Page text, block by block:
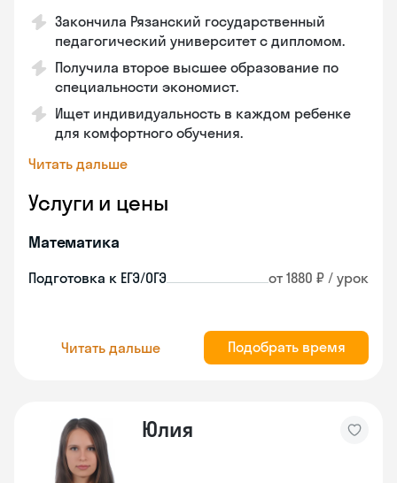
Закончилa Рязанский государственный
педагогический университет с дипломом.
Получила второе высшее образование по
специальности экономист.
Ищет индивидуальность в каждом ребенке
для комфортного обучения.
Читать дальше
Услуги и цены
Математика
Подготовка к ЕГЭ/ОГЭ от 1880 ₽ / урок
Читать дальше Подобрать время
Юлия